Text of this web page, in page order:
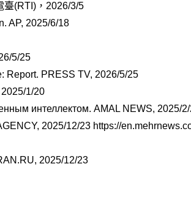
臺(RTI)，2026/3/5
AP, 2025/6/18
5/25
Report. PRESS TV, 2026/5/25
1/20
интеллектом. AMAL NEWS, 2025/
2025/12/23 https://
2025/12/23